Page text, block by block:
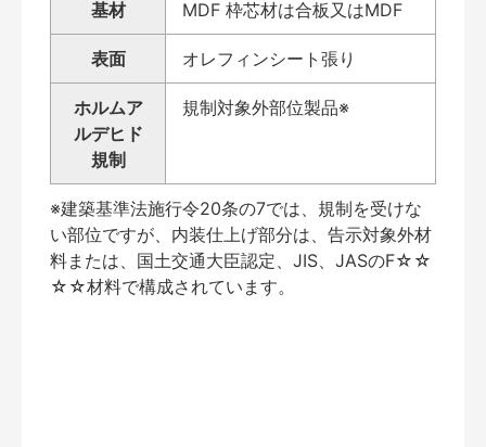
基材 MDF 枠芯材は合板又はMDF
表面 オレフィンシート張り
ホルムア
ルデヒド
規制
規制対象外部位製品※
※建築基準法施行令20条の7では、規制を受けな
い部位ですが、内装仕上げ部分は、告示対象外材
料または、国土交通大臣認定、JIS、JASのF☆☆
☆☆材料で構成されています。